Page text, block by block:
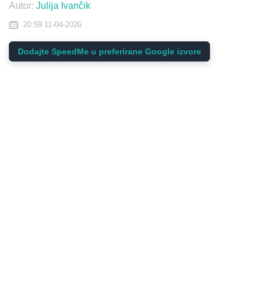
Autor: Julija Ivančik
20:59 11-04-2026
Dodajte SpeedMe u preferirane Google izvore